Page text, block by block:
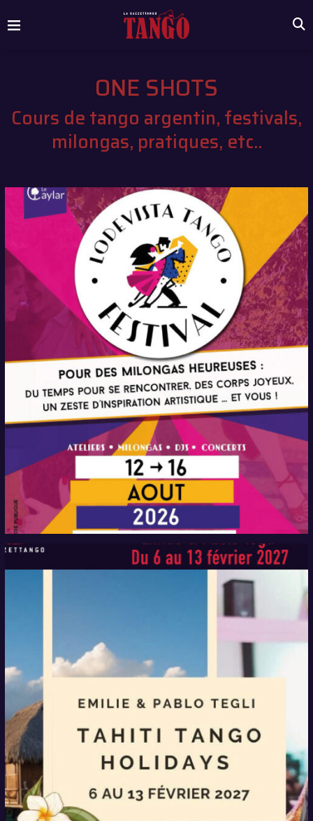
ONE SHOTS
Cours de tango argentin, festivals,
milongas, pratiques, etc..